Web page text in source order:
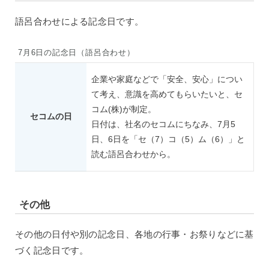
語呂合わせによる記念日です。
7月6日の記念日（語呂合わせ）
セコムの日
企業や家庭などで「安全、安心」につい
て考え、意識を高めてもらいたいと、セ
コム(株)が制定。
日付は、社名のセコムにちなみ、7月5
日、6日を「セ（7）コ（5）ム（6）」と
読む語呂合わせから。
その他
その他の日付や別の記念日、各地の行事・お祭りなどに基
づく記念日です。